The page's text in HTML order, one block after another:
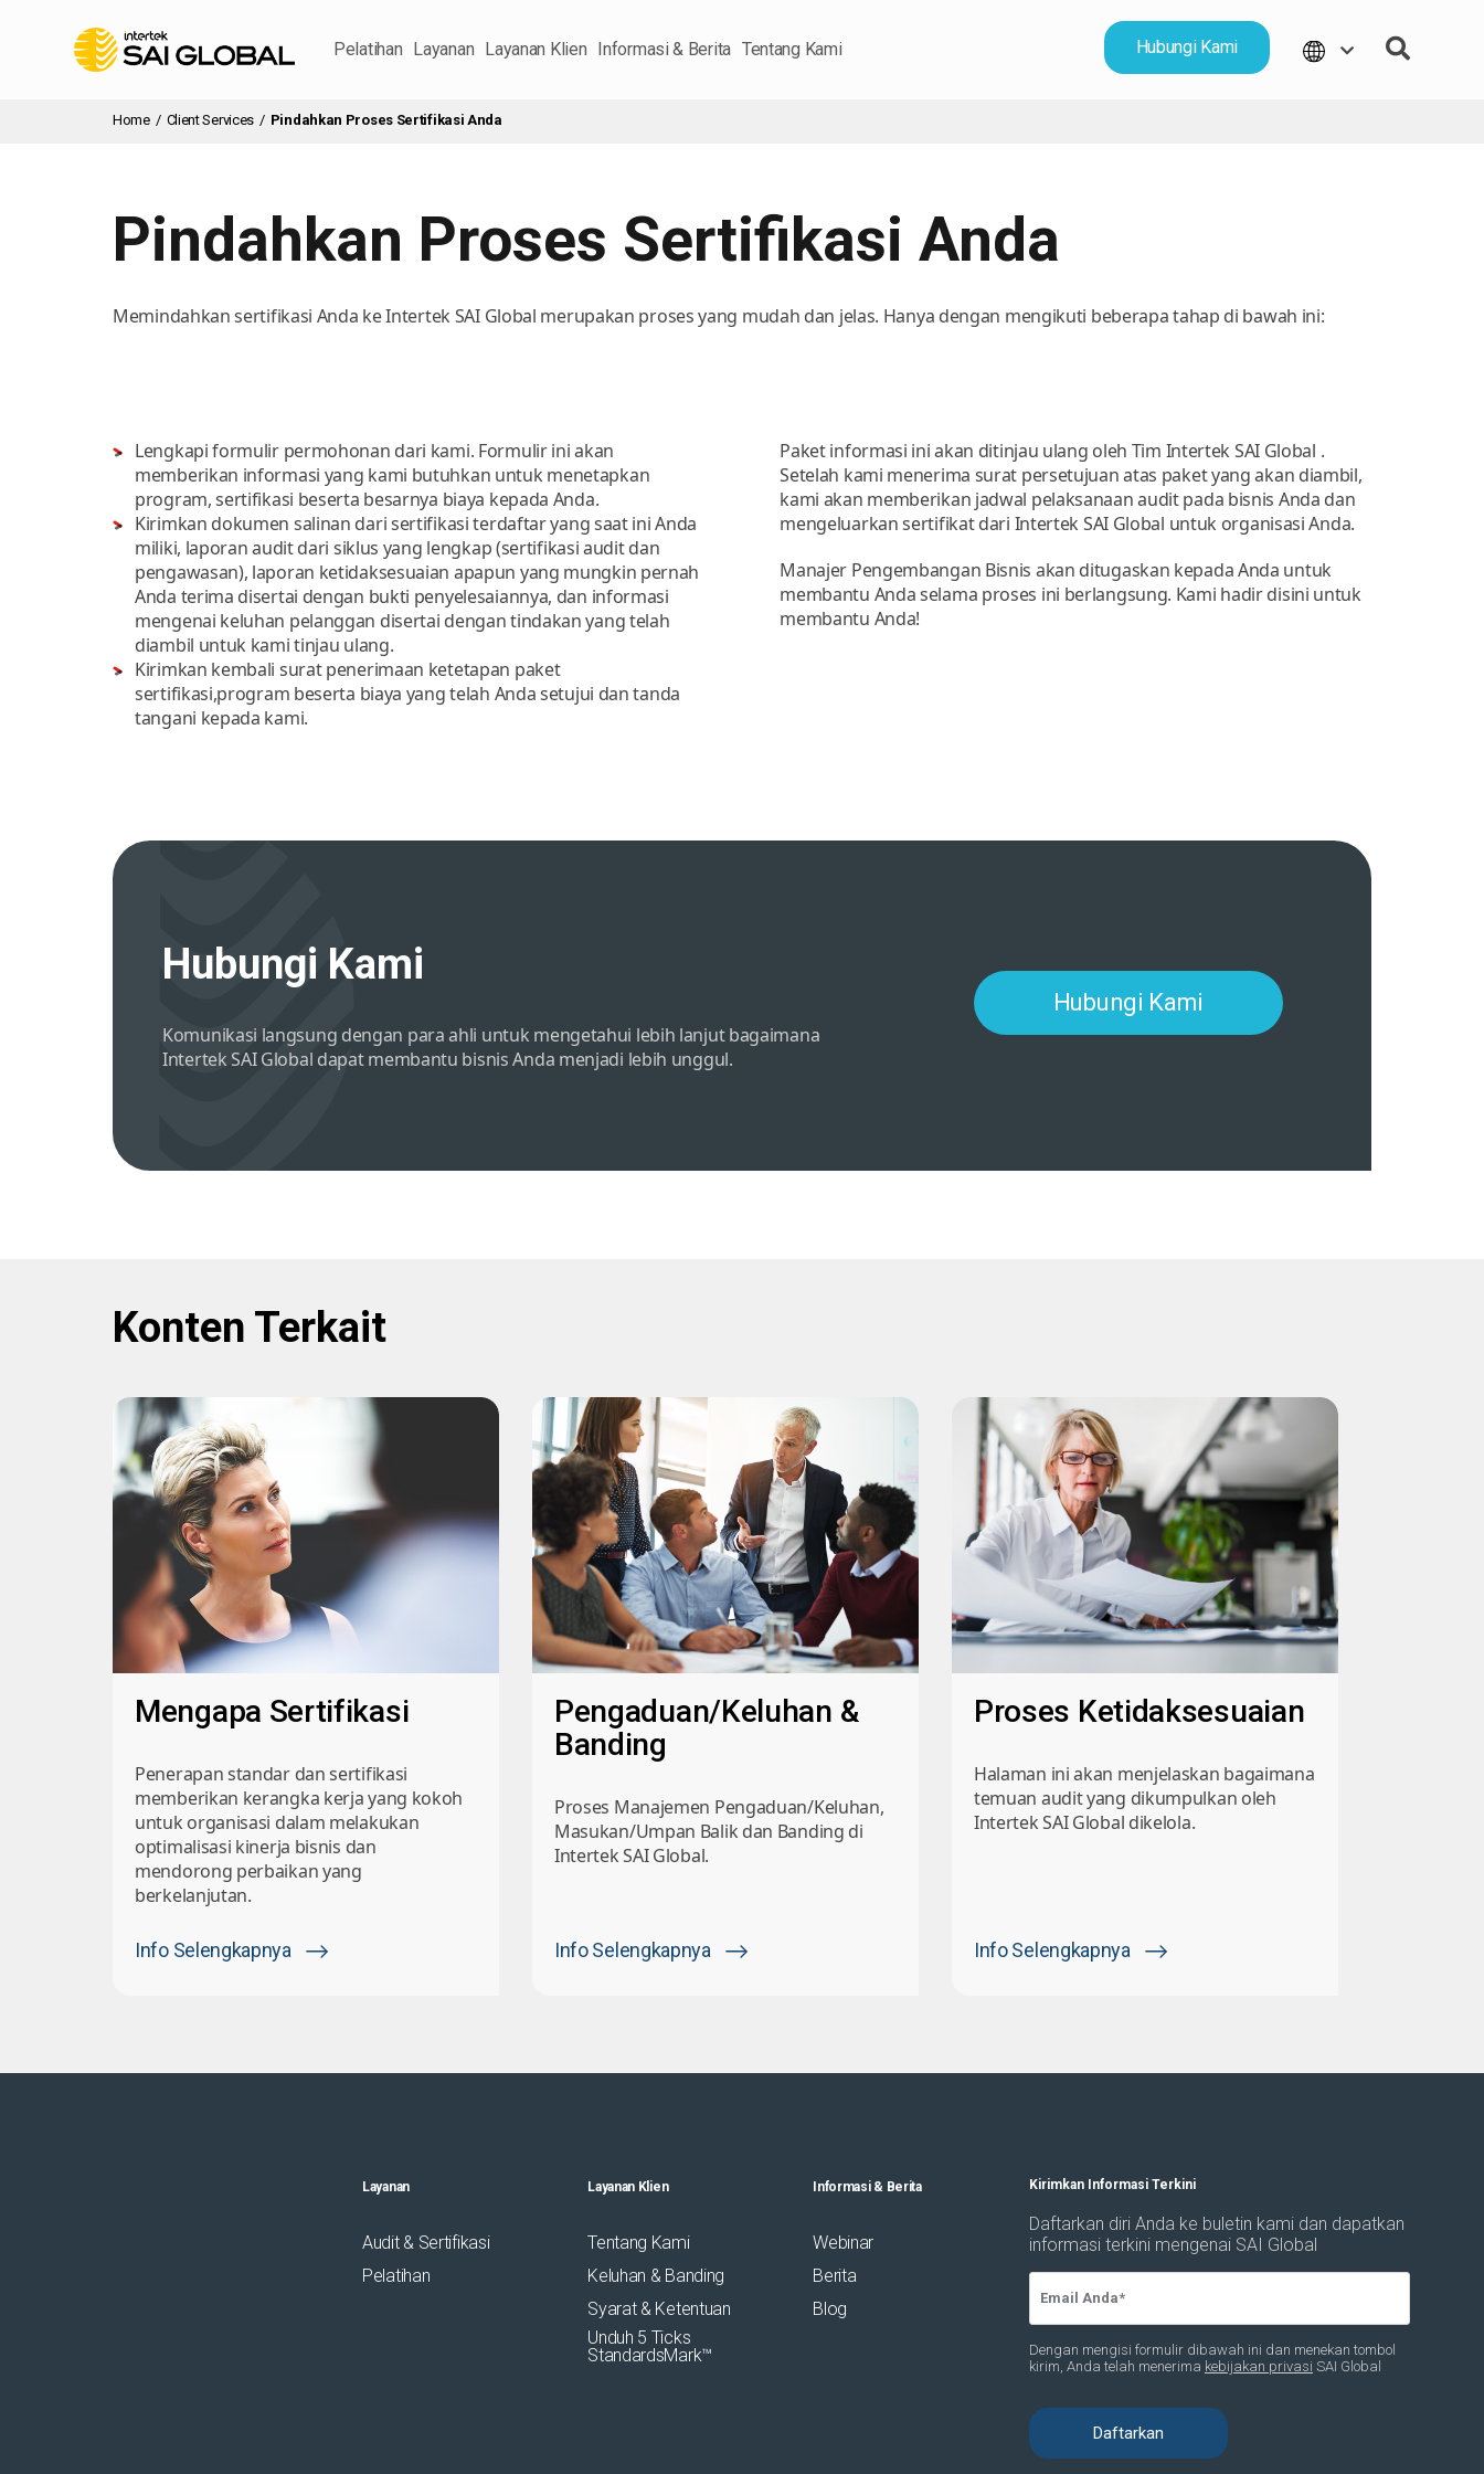
Pelatihan Layanan Layanan Klien Informasi & Berita Tentang Kami Hubungi Kami
Home / Client Services / Pindahkan Proses Sertifikasi Anda
Pindahkan Proses Sertifikasi Anda
Memindahkan sertifikasi Anda ke Intertek SAI Global merupakan proses yang mudah dan jelas. Hanya dengan mengikuti beberapa tahap di bawah ini:
Lengkapi formulir permohonan dari kami. Formulir ini akan
memberikan informasi yang kami butuhkan untuk menetapkan
program, sertifikasi beserta besarnya biaya kepada Anda.
Kirimkan dokumen salinan dari sertifikasi terdaftar yang saat ini Anda
miliki, laporan audit dari siklus yang lengkap (sertifikasi audit dan
pengawasan), laporan ketidaksesuaian apapun yang mungkin pernah
Anda terima disertai dengan bukti penyelesaiannya, dan informasi
mengenai keluhan pelanggan disertai dengan tindakan yang telah
diambil untuk kami tinjau ulang.
Kirimkan kembali surat penerimaan ketetapan paket
sertifikasi,program beserta biaya yang telah Anda setujui dan tanda
tangani kepada kami.
Paket informasi ini akan ditinjau ulang oleh Tim Intertek SAI Global .
Setelah kami menerima surat persetujuan atas paket yang akan diambil,
kami akan memberikan jadwal pelaksanaan audit pada bisnis Anda dan
mengeluarkan sertifikat dari Intertek SAI Global untuk organisasi Anda.
Manajer Pengembangan Bisnis akan ditugaskan kepada Anda untuk
membantu Anda selama proses ini berlangsung. Kami hadir disini untuk
membantu Anda!
Hubungi Kami
Komunikasi langsung dengan para ahli untuk mengetahui lebih lanjut bagaimana
Intertek SAI Global dapat membantu bisnis Anda menjadi lebih unggul.
Hubungi Kami
Konten Terkait
Mengapa Sertifikasi
Penerapan standar dan sertifikasi
memberikan kerangka kerja yang kokoh
untuk organisasi dalam melakukan
optimalisasi kinerja bisnis dan
mendorong perbaikan yang
berkelanjutan.
Info Selengkapnya
Pengaduan/Keluhan &
Banding
Proses Manajemen Pengaduan/Keluhan,
Masukan/Umpan Balik dan Banding di
Intertek SAI Global.
Info Selengkapnya
Proses Ketidaksesuaian
Halaman ini akan menjelaskan bagaimana
temuan audit yang dikumpulkan oleh
Intertek SAI Global dikelola.
Info Selengkapnya
Layanan
Audit & Sertifikasi
Pelatihan
Layanan Klien
Tentang Kami
Keluhan & Banding
Syarat & Ketentuan
Unduh 5 Ticks
StandardsMark™
Informasi & Berita
Webinar
Berita
Blog